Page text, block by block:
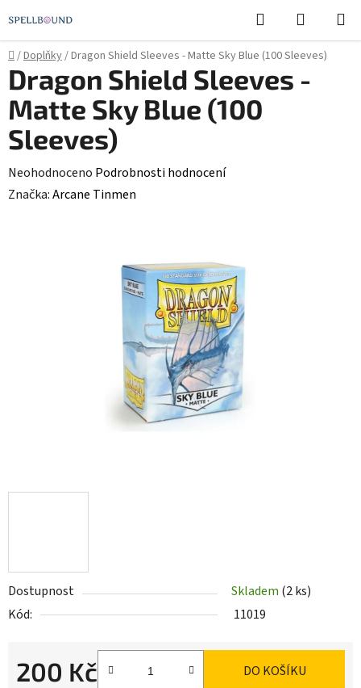
na
obsah
Hledat
KOŠÍK
Domů
/Doplňky/Dragon Shield Sleeves - Matte Sky Blue (100 Sleeves)
Dostupnost Skladem (2 ks)
Kód:
11019
200 Kč DO KOŠÍKU
Dragon Shield Sleeves -
Matte Sky Blue (100
Sleeves)
Průměrné
hodnocení
Neohodnoceno Podrobnosti hodnocení
Značka:Arcane Tinmen